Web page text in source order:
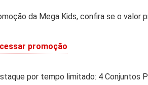
da Mega Kids, confira se o
promoção
por tempo limitado: 4 Conjuntos